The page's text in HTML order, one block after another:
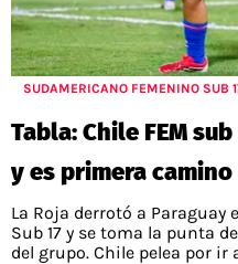
SUDAMERICANO FEMENINO SUB
Tabla: Chile FEM
y es primera
La Roja derrotó a Paraguay
Sub 17 y se toma la punta
del grupo. Chile pelea por ir